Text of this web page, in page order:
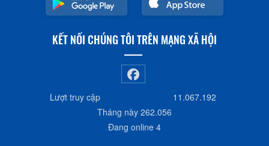
KẾT NỐI CHÚNG TÔI TRÊN MẠNG XÃ HỘI
Lượt truy cập
Tháng này
262.056